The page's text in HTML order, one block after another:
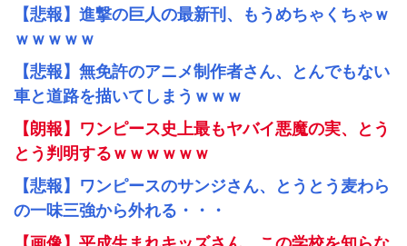
【悲報】進撃の巨人の最新刊、もうめちゃくちゃｗ
ｗｗｗｗｗ
【悲報】無免許のアニメ制作者さん、とんでもない
車と道路を描いてしまうｗｗｗ
【朗報】ワンピース史上最もヤバイ悪魔の実、とう
とう判明するｗｗｗｗｗｗ
【悲報】ワンピースのサンジさん、とうとう麦わら
の一味三強から外れる・・・